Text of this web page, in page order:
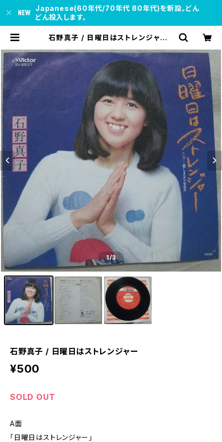
Japanese(60年代/70年代 80年代)を新設。どん
どん投入します。
石野真子 / 日曜日はストレンジャー |
1/3
石野真子 / 日曜日はストレンジャー
¥500
SOLD OUT
A面
「日曜日はストレンジャー」